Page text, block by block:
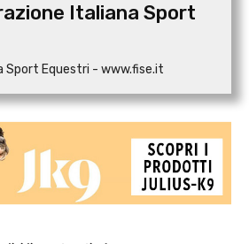
Italiana Sport
Sport Equestri - www.fise.it